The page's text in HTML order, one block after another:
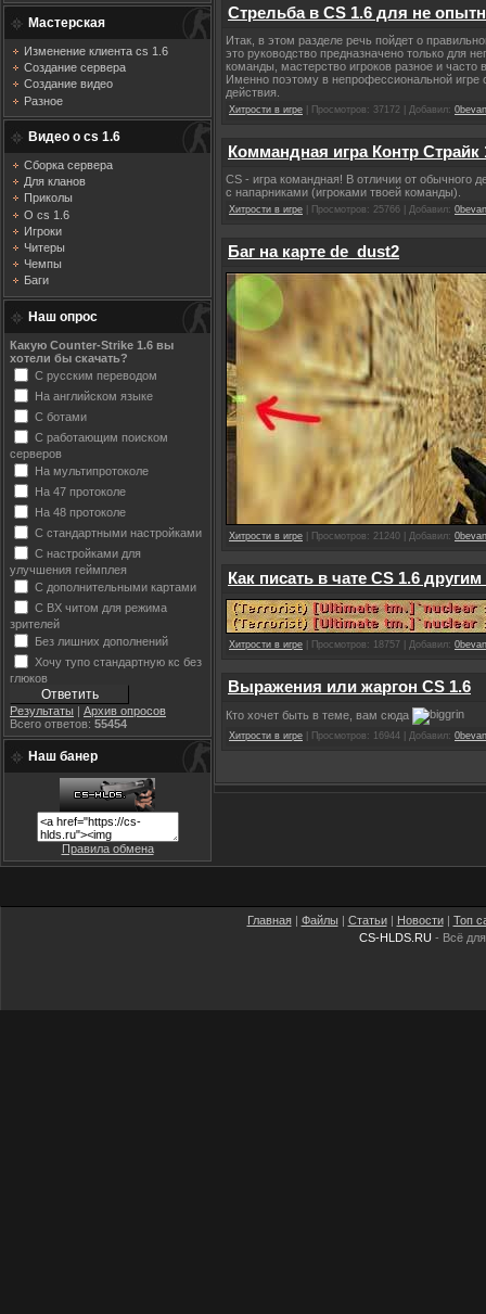
Мастерская
Изменение клиента cs 1.6
Создание сервера
Создание видео
Разное
Видео о cs 1.6
Сборка сервера
Для кланов
Приколы
О cs 1.6
Игроки
Читеры
Чемпы
Баги
Наш опрос
Какую Counter-Strike 1.6 вы
хотели бы скачать?
С русским переводом
На английском языке
С ботами
С работающим поиском
серверов
На мультипротоколе
На 47 протоколе
На 48 протоколе
С стандартными настройками
С настройками для
улучшения геймплея
С дополнительными картами
С ВХ читом для режима
зрителей
Без лишних дополнений
Хочу тупо стандартную кс без
глюков
Результаты | Архив опросов
Всего ответов: 55454
Наш банер
Правила обмена
Стрельба в CS 1.6 для не
Итак, в этом разделе речь пойдет о
это руководство предназначено только для
команды, мастерство игроков разное и
Именно поэтому в непрофессиональной игре
действия.
Хитрости в игре | Просмотров: 37172 | Добавил: 0bevan
Коммандная игра Контр Страйк
СS - игра командная! В отличии от обычного
с напарниками (игроками твоей команды).
Хитрости в игре | Просмотров: 25766 | Добавил: 0bevan
Баг на карте de_dust2
Хитрости в игре | Просмотров: 21240 | Добавил: 0bevan
Как писать в чате CS 1.6
Хитрости в игре | Просмотров: 18757 | Добавил: 0bevan
Выражения или жаргон CS 1.6
Кто хочет быть в теме, вам сюда
Хитрости в игре | Просмотров: 16944 | Добавил: 0bevan
Главная| Файлы | Статьи| Новости| Топ
CS-HLDS.RU - Всё